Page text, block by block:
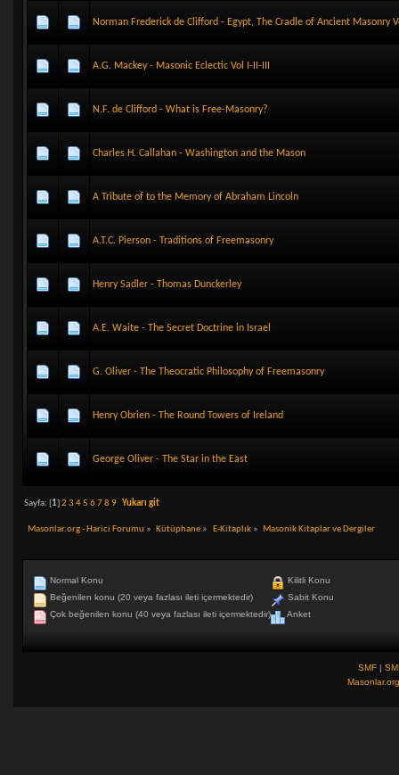
Norman Frederick de Clifford - Egypt, The Cradle of Ancient Masonry
A.G. Mackey - Masonic Eclectic Vol I-II-III
N.F. de Clifford - What is Free-Masonry?
Charles H. Callahan - Washington and the Mason
A Tribute of to the Memory of Abraham Lincoln
A.T.C. Pierson - Traditions of Freemasonry
Henry Sadler - Thomas Dunckerley
A.E. Waite - The Secret Doctrine in Israel
G. Oliver - The Theocratic Philosophy of Freemasonry
Henry Obrien - The Round Towers of Ireland
George Oliver - The Star in the East
Sayfa: [1] 2 3 45 678 9 Yukarı git
Masonlar.org - Harici Forumu » Kütüphane » E-Kitaplık» Masonik Kitaplar ve Dergiler
Normal Konu
Beğenilen konu (20 veya fazlası ileti içermektedir)
Çok beğenilen konu (40 veya fazlası ileti içermektedir)
Kilitli Konu
Sabit Konu
Anket
SMF |
Masonlar.org